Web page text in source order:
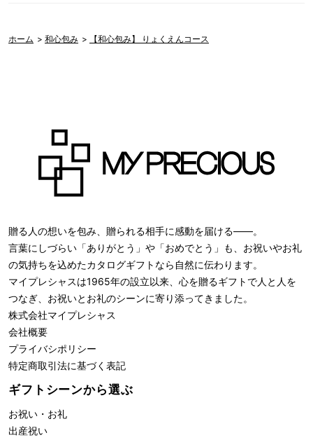
ホーム > 和心包み > 【和心包み】 りょくえんコース
贈る人の想いを包み、贈られる相手に感動を届ける――。
言葉にしづらい「ありがとう」や「おめでとう」も、お祝いやお礼
の気持ちを込めたカタログギフトなら自然に伝わります。
マイプレシャスは1965年の設立以来、心を贈るギフトで人と人を
つなぎ、お祝いとお礼のシーンに寄り添ってきました。
株式会社マイプレシャス
会社概要
プライバシポリシー
特定商取引法に基づく表記
ギフトシーンから選ぶ
お祝い・お礼
出産祝い